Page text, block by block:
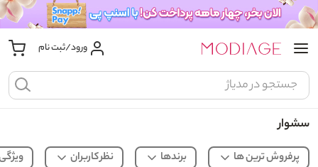
ورود/ثبت نام
سشوار
پرفروش ترین ها برندها نظر کاربران